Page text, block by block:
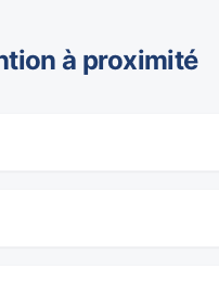
à proximité